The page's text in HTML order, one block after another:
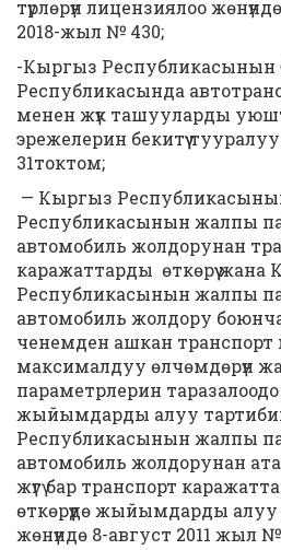
түрлөрүн лицензиялоо
2018-жыл № 430;
-Кыргыз Республикасынын
Республикасында
менен жүк ташууларды
эрежелерин бекитүү
31токтом;
— Кыргыз
Республикасынын жалпы
автомобиль жолдорунан
каражаттарды өткөрүү жана
Республикасынын жалпы
автомобиль жолдору боюнча
ченемден ашкан
максималдуу өлчөмдөрүн
параметрлерин
жыйымдарды алуу
Республикасынын жалпы
автомобиль жолдорунан
жүгү бар транспорт
өткөрүүдө жыйымдарды алуу
жөнүндө 8-август 2011 жыл